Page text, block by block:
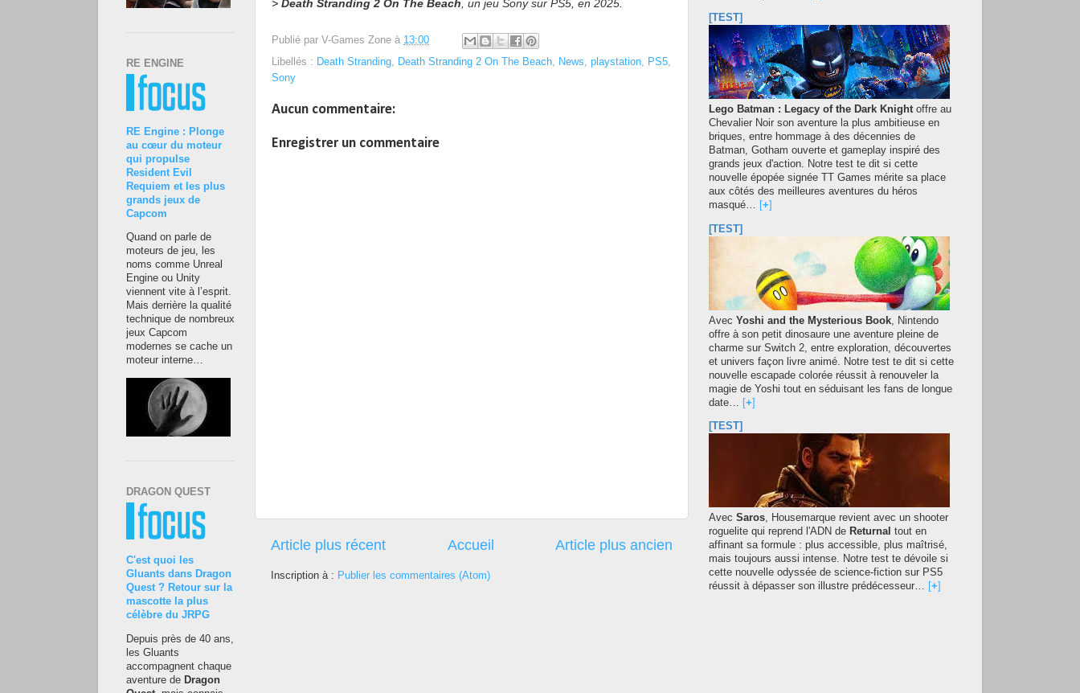
> Death Stranding 2 On The Beach, un jeu Sony sur PS5, en 2025.
Publié par V-Games Zone à 13:00
Libellés : Death Stranding, Death Stranding 2 On The Beach, News, playstation, PS5,
Sony
Aucun commentaire:
Enregistrer un commentaire
Article plus récent Article plus ancien
Accueil
Inscription à : Publier les commentaires (Atom)
RE ENGINE
RE Engine : Plonge
au cœur du moteur
qui propulse
Resident Evil
Requiem et les plus
grands jeux de
Capcom
Quand on parle de
moteurs de jeu, les
noms comme Unreal
Engine ou Unity
viennent vite à l’esprit.
Mais derrière la qualité
technique de nombreux
jeux Capcom
modernes se cache un
moteur interne…
DRAGON QUEST
C'est quoi les
Gluants dans Dragon
Quest ? Retour sur la
mascotte la plus
célèbre du JRPG
Depuis près de 40 ans,
les Gluants
accompagnent chaque
aventure de Dragon
[TEST]
Lego Batman : Legacy of the Dark Knightoffre au
Chevalier Noir son aventure la plus ambitieuse en
briques, entre hommage à des décennies de
Batman, Gotham ouverte et gameplay inspiré des
grands jeux d'action. Notre test te dit si cette
nouvelle épopée signée TT Games mérite sa place
aux côtés des meilleures aventures du héros
masqué…
+
[TEST]
Avec Yoshi and the Mysterious Book, Nintendo
offre à son petit dinosaure une aventure pleine de
charme sur Switch 2, entre exploration, découvertes
et univers façon livre animé. Notre test te dit si cette
nouvelle escapade colorée réussit à renouveler la
magie de Yoshi tout en séduisant les fans de longue
date… [+]
[TEST]
Avec Saros, Housemarque revient avec un shooter
roguelite qui reprend l'ADN de Returnal tout en
affinant sa formule : plus accessible, plus maîtrisé,
mais toujours aussi intense. Notre test te dévoile si
cette nouvelle odyssée de science-fiction sur PS5
réussit à dépasser son illustre prédécesseur…
+